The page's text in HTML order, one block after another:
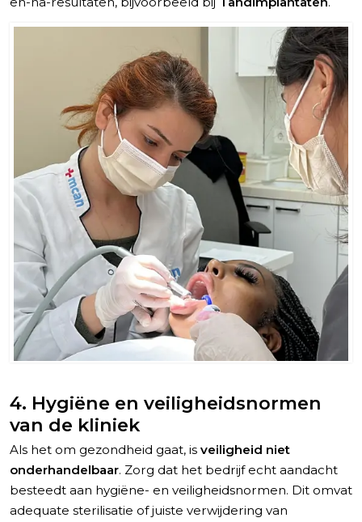
4. Hygiëne en veiligheidsnormen
van de kliniek
Als het om gezondheid gaat, is veiligheid niet
onderhandelbaar. Zorg dat het bedrijf echt aandacht
besteedt aan hygiëne- en veiligheidsnormen. Dit omvat
adequate sterilisatie of juiste verwijdering van